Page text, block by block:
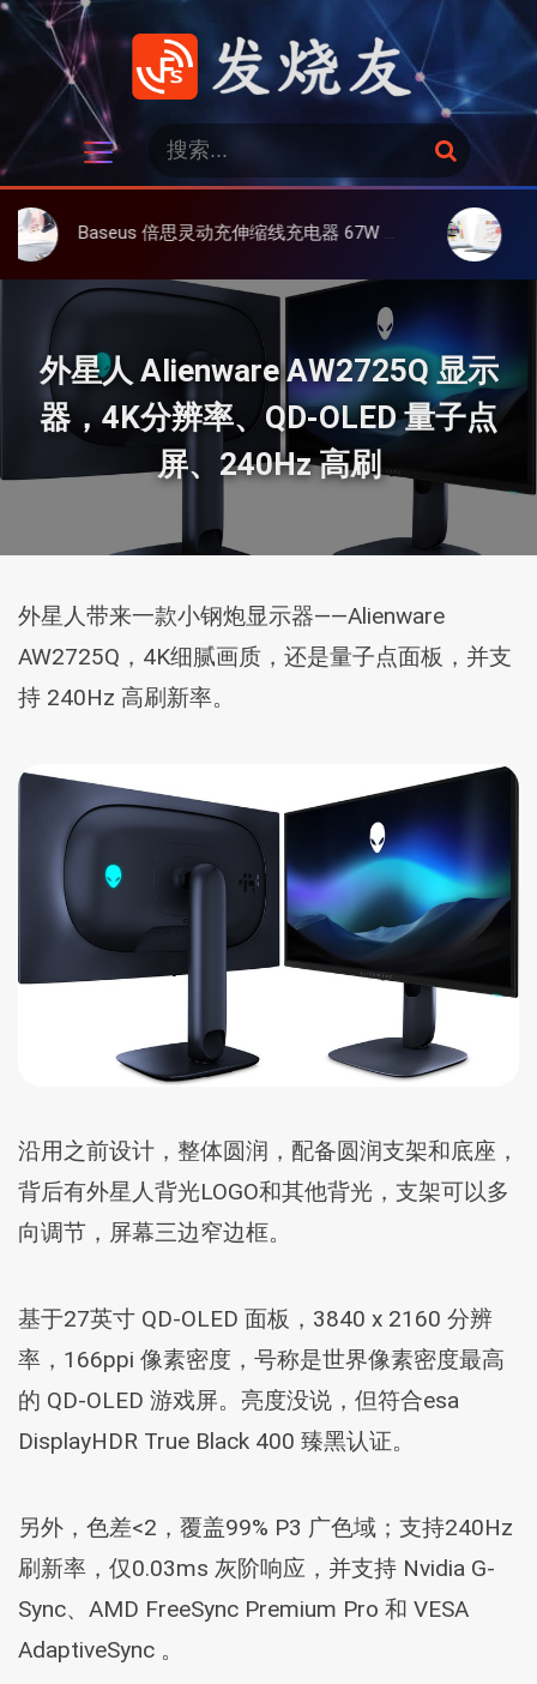
跳
发烧友
：
搜
索
倍思灵动充伸缩线充电器 67W 3C，超耐用可伸缩线、氮化镓、3C多设备同时充 大上 Paperlike
外星人 Alienware AW2725Q 显示
器，4K分辨率、QD-OLED 量子点
屏、240Hz 高刷
外星人带来一款小钢炮显示器——Alienware
AW2725Q，4K细腻画质，还是量子点面板，并支
持 240Hz 高刷新率。
沿用之前设计，整体圆润，配备圆润支架和底座，
背后有外星人背光LOGO和其他背光，支架可以多
向调节，屏幕三边窄边框。
基于27英寸 QD-OLED 面板，3840 x 2160 分辨
率，166ppi 像素密度，号称是世界像素密度最高
的 QD-OLED 游戏屏。亮度没说，但符合esa
DisplayHDR True Black 400 臻黑认证。
另外，色差<2，覆盖99% P3 广色域；支持240Hz
刷新率，仅0.03ms 灰阶响应，并支持 Nvidia G-
Sync、AMD FreeSync Premium Pro 和 VESA
AdaptiveSync 。